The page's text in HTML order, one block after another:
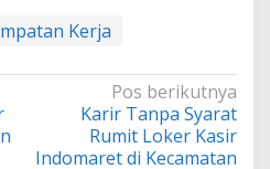
Kerja
Pos berikutnya
Karir Tanpa Syarat
Rumit Loker Kasir
Indomaret di Kecamatan